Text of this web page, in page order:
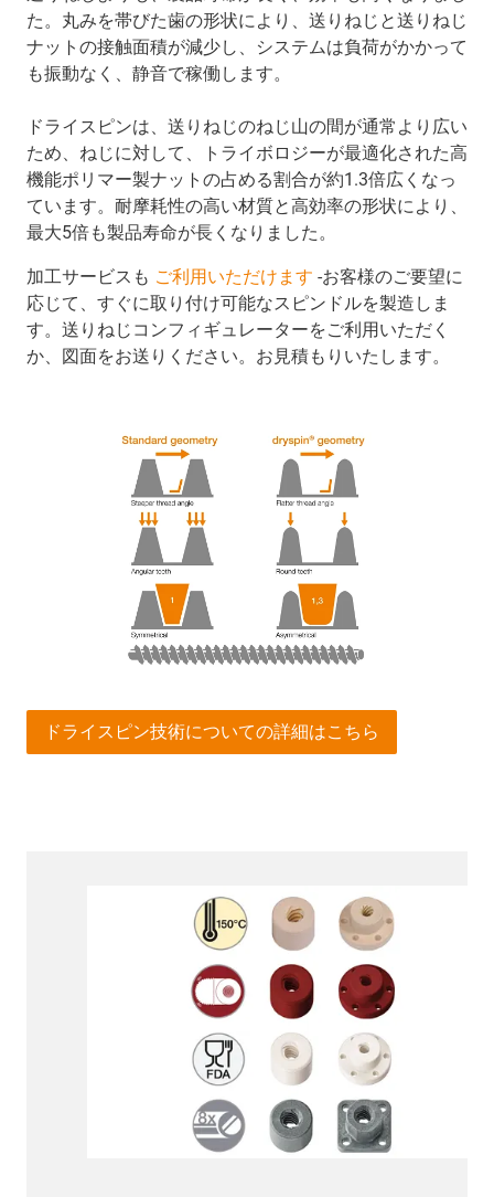
た。丸みを帯びた歯の形状により、送りねじと送りねじ
ナットの接触面積が減少し、システムは負荷がかかって
も振動なく、静音で稼働します。
ドライスピンは、送りねじのねじ山の間が通常より広い
ため、ねじに対して、トライボロジーが最適化された高
機能ポリマー製ナットの占める割合が約1.3倍広くなっ
ています。耐摩耗性の高い材質と高効率の形状により、
最大5倍も製品寿命が長くなりました。
加工サービスも ご利用いただけます -お客様のご要望に
応じて、すぐに取り付け可能なスピンドルを製造しま
す。送りねじコンフィギュレーターをご利用いただく
か、図面をお送りください。お見積もりいたします。
ドライスピン技術についての詳細はこちら